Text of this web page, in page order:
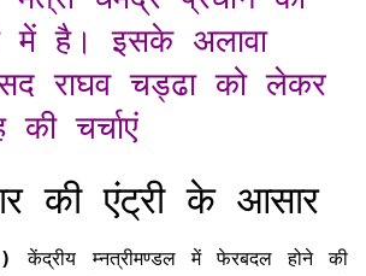
में है। इसके अलावा
राघव चड्ढा को लेकर
की चर्चाएं
की एंट्री के आसार
केंद्रीय म्नत्रीमण्डल में फेरबदल होने की